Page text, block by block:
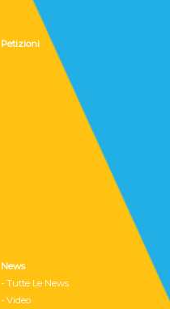
Petizioni
News
- Tutte Le News
- Video